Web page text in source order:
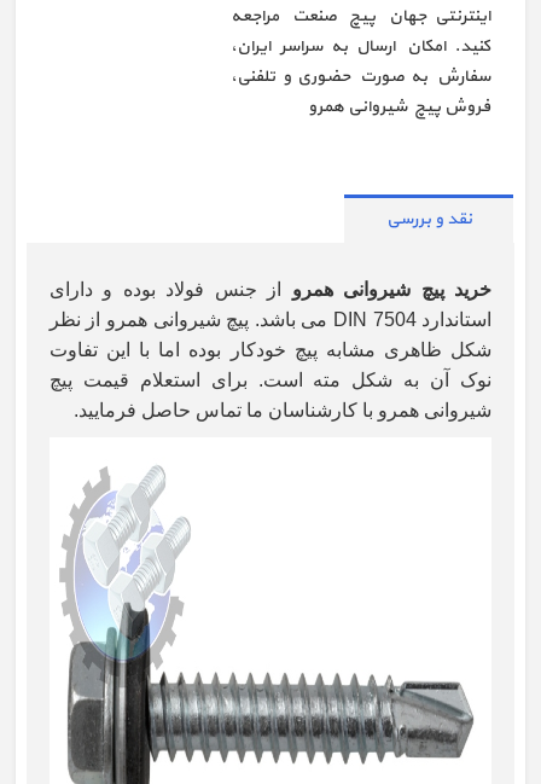
اینترنتی جهان پیچ صنعت مراجعه
کنید. امکان ارسال به سراسر ایران،
سفارش به صورت حضوری و تلفنی،
فروش پیچ شیروانی همرو
نقد و بررسی
خرید پیچ شیروانی همرو
از جنس فولاد بوده و دارای
استاندارد DIN 7504 می باشد. پیچ شیروانی همرو از نظر
شکل ظاهری مشابه پیچ خودکار بوده اما با این تفاوت
نوک آن به شکل مته است. برای استعلام قیمت پیچ
شیروانی همرو با کارشناسان ما تماس حاصل فرمایید.